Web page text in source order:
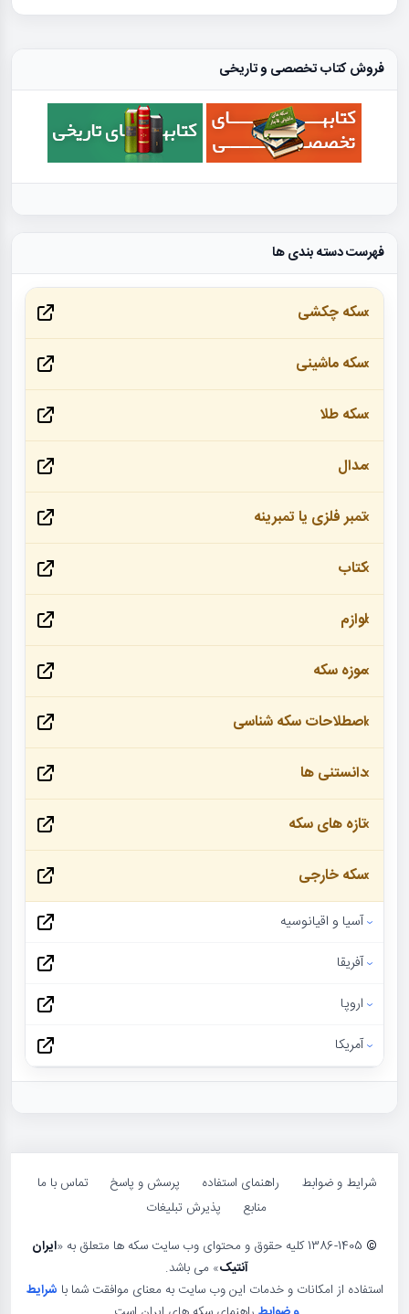
فروش کتاب تخصصی و تاریخی
فهرست دسته بندی ها
سکه چکشی
سکه ماشینی
سکه طلا
مدال
تمبر فلزی یا تمبرینه
کتاب
لوازم
موزه سکه
اصطلاحات سکه شناسی
دانستنی ها
تازه های سکه
سکه خارجی
آسیا و اقیانوسیه
آفریقا
اروپا
آمریکا
شرایط و ضوابط راهنمای استفاده پرسش و پاسخ
تماس با ما
منابع
پذیرش تبلیغات
©
ایران
آنتیک» می باشد.
استفاده از امکانات و خدمات این وب سایت به معنای موافقت شما با شرایط